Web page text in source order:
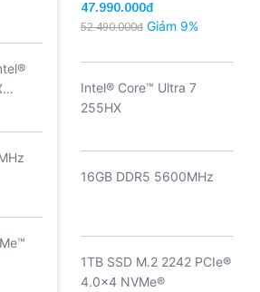
to
1TB 5070 8GB 16'' 2.5K OLED
(New)
47.990.000đ
52.490.000đ Giảm 9%
Intel® Core™ Ultra 7
255HX
16GB DDR5 5600MHz
1TB SSD M.2 2242 PCIe®
4.0x4 NVMe®